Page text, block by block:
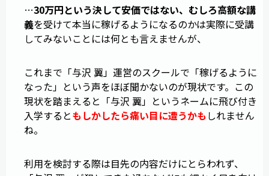
…30万円という決して安価ではない、むしろ高額な講
義を受けて本当に稼げるようになるのかは実際に受講
してみないことには何とも言えませんが、
これまで「与沢 翼」運営のスクールで「稼げるように
なった」という声をほぼ聞かないのが現状です。この
現状を踏まえると「与沢 翼」というネームに飛び付き
入学するともしかしたら痛い目に遭うかもしれません
ね。
利用を検討する際は目先の内容だけにとらわれず、